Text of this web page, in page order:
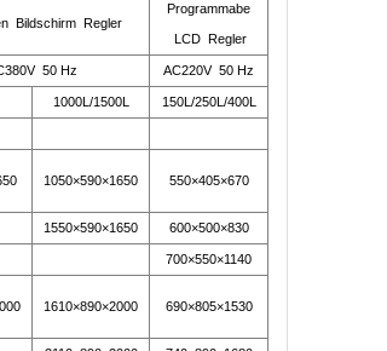
Bildschirm Regler
Programmabe
LCD Regler
50 Hz AC220V 50 Hz
1000L/1500L 150L/250L/400L
1050×590×1650
550×405×670
1550×590×1650 600×500×830
700×550×1140
1610×890×2000
690×805×1530